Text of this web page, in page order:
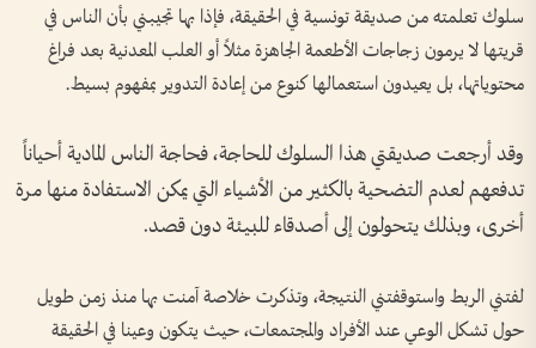
سلوك تعلمته من صديقة تونسية في الحقيقة، فإذا بها تجيبني بأن الناس في
قريتها لا يرمون زجاجات الأطعمة الجاهزة مثلاً أو العلب المعدنية بعد فراغ
محتوياتها، بل يعيدون استعمالها كنوع من إعادة التدوير بمفهوم بسيط.
وقد أرجعت صديقتي هذا السلوك للحاجة، فحاجة الناس المادية أحياناً
تدفعهم لعدم التضحية بالكثير من الأشياء التي يمكن الاستفادة منها مرة
أخرى، وبذلك يتحولون إلى أصدقاء للبيئة دون قصد.
لفتني الربط واستوقفتني النتيجة، وتذكرت خلاصة آمنت بها منذ زمن طويل
حول تشكل الوعي عند الأفراد والمجتمعات، حيث يتكون وعينا في الحقيقة